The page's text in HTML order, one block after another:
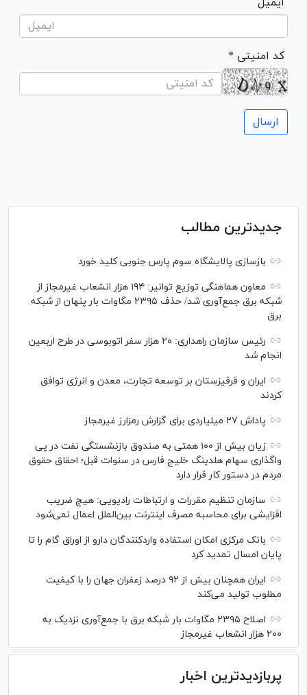
* کد امنیتی
جدیدترین مطالب
بازسازی پالایشگاه سوم پارس جنوبی کلید خورد
معاون هماهنگی توزیع توانیر: ۱۹۴ هزار انشعاب غیرمجاز از
شبکه برق جمع‌آوری شد/ حذف ۲۳۹۵ مگاوات بار پنهان از شبکه
برق
رئیس سازمان راهداری: ۲۰ هزار سفر اتوبوسی در طرح اربعین
انجام شد
ایران و قرقیزستان بر توسعه تجارت، معدن و انرژی توافق
کردند
پاداش ۲۷ میلیاردی برای گزارش رمزارز غیرمجاز
زیان بیش از ۱۰۰ همتی به صندوق بازنشستگی نفت در پی
واگذاری سهام هلدینگ خلیج فارس در سنوات قبل؛ احقاق حقوق
مردم در دستور کار قرار دارد
سازمان تنظیم مقررات و ارتباطات رادیویی: هیچ ضریب
افزایشی برای محاسبه مصرف اینترنت بین‌الملل اعمال نمی‌شود
بانک مرکزی امکان استفاده واردکنندگان دارو از اوراق گام را تا
پایان امسال تمدید کرد
ایران همچنان بیش از ۹۲ درصد زعفران جهان را با کیفیت
مطلوب تولید می‌کند
اصلاح ۲۳۹۵ مگاوات بار شبکه برق با جمع‌آوری نزدیک به
۲۰۰ هزار انشعاب غیرمجاز
پربازدیدترین اخبار